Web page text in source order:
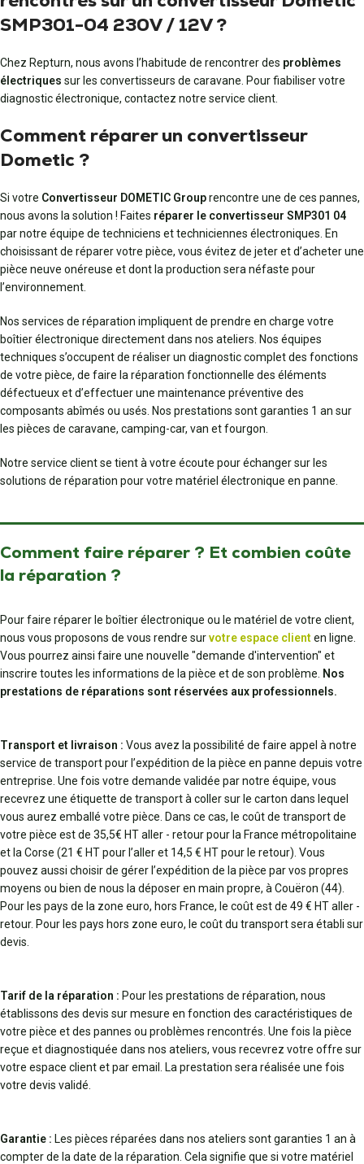
SMP301-04 230V / 12V ?
Chez Repturn, nous avons l’habitude de rencontrer des problèmes
électriques sur les convertisseurs de caravane. Pour fiabiliser votre
diagnostic électronique, contactez notre service client.
Comment réparer un convertisseur
Dometic ?
Si votre Convertisseur DOMETIC Grouprencontre une de ces pannes,
nous avons la solution ! Faites réparer le convertisseur SMP301 04
par notre équipe de techniciens et techniciennes électroniques. En
choisissant de réparer votre pièce, vous évitez de jeter et d’acheter une
pièce neuve onéreuse et dont la production sera néfaste pour
l’environnement.
Nos services de réparation impliquent de prendre en charge votre
boîtier électronique directement dans nos ateliers. Nos équipes
techniques s’occupent de réaliser un diagnostic complet des fonctions
de votre pièce, de faire la réparation fonctionnelle des éléments
défectueux et d’effectuer une maintenance préventive des
composants abîmés ou usés. Nos prestations sont garanties 1 an sur
les pièces de caravane, camping-car, van et fourgon.
Notre service client se tient à votre écoute pour échanger sur les
solutions de réparation pour votre matériel électronique en panne.
Comment faire réparer ? Et combien coûte
la réparation ?
Pour faire réparer le boîtier électronique ou le matériel de votre client,
nous vous proposons de vous rendre survotre espace clienten ligne.
Vous pourrez ainsi faire une nouvelle "demande d'intervention" et
inscrire toutes les informations de la pièce et de son problème. Nos
prestations de réparations sont réservées aux professionnels.
Transport et livraison : Vous avez la possibilité de faire appel à notre
service de transport pour l’expédition de la pièce en panne depuis votre
entreprise. Une fois votre demande validée par notre équipe, vous
recevrez une étiquette de transport à coller sur le carton dans lequel
vous aurez emballé votre pièce. Dans ce cas, le coût de transport de
votre pièce est de 35,5€ HT aller - retour pour la France métropolitaine
et la Corse (21 € HT pour l’aller et 14,5 € HT pour le retour). Vous
pouvez aussi choisir de gérer l’expédition de la pièce par vos propres
moyens ou bien de nous la déposer en main propre, à Couëron (44).
Pour les pays de la zone euro, hors France, le coût est de 49 € HT aller -
retour. Pour les pays hors zone euro, le coût du transport sera établi sur
devis.
Tarif de la réparation : Pour les prestations de réparation, nous
établissons des devis sur mesure en fonction des caractéristiques de
votre pièce et des pannes ou problèmes rencontrés. Une fois la pièce
reçue et diagnostiquée dans nos ateliers, vous recevrez votre offre sur
votre espace client et par email. La prestation sera réalisée une fois
votre devis validé.
Garantie : Les pièces réparées dans nos ateliers sont garanties 1 an à
compter de la date de la réparation. Cela signifie que si votre matériel